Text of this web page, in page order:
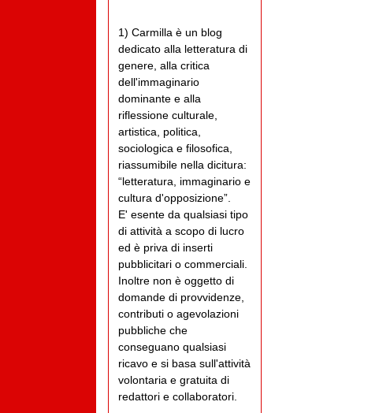
1) Carmilla è un blog
dedicato alla letteratura di
genere, alla critica
dell'immaginario
dominante e alla
riflessione culturale,
artistica, politica,
sociologica e filosofica,
riassumibile nella dicitura:
“letteratura, immaginario e
cultura d'opposizione”.
E' esente da qualsiasi tipo
di attività a scopo di lucro
ed è priva di inserti
pubblicitari o commerciali.
Inoltre non è oggetto di
domande di provvidenze,
contributi o agevolazioni
pubbliche che
conseguano qualsiasi
ricavo e si basa sull'attività
volontaria e gratuita di
redattori e collaboratori.